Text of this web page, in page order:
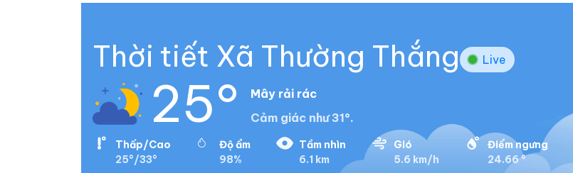
Thời tiết Xã Thường Thắng Live
25°
Mây rải rác
Cảm giác như 31°.
Thấp/Cao
25°/33°
Độ ẩm
98%
Tầm nhìn
6.1 km
Gió
5.6 km/h
Điểm ngưng
24.66 °